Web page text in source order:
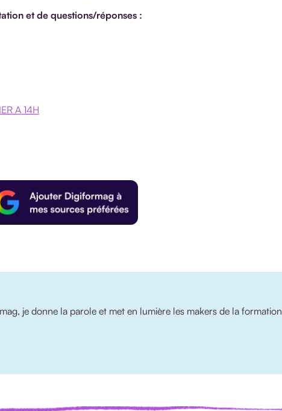
et de questions/réponses :
A 14H
je donne la parole et met en lumière les makers de la formation